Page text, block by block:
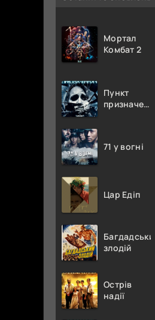
Мортал
Комбат 2
Пункт
призначення
71 у вогні
Цар Едіп
Багдадський
злодій
Острів
надії